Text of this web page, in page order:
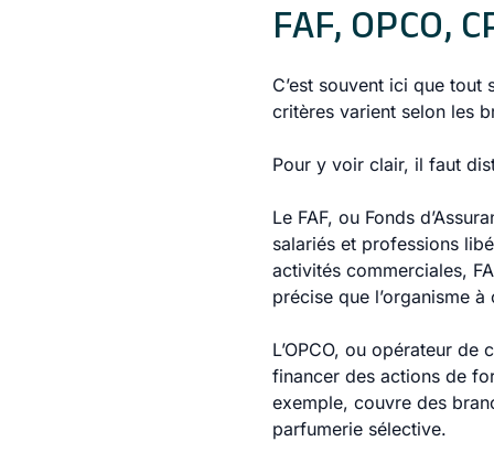
FAF,
C’est souvent ici que tout
critères varient selon les
Pour y voir clair, il faut
Le FAF, ou Fonds
salariés et professions
activités commerciales,
précise que l’organisme
L’OPCO, ou opérateur
financer des actions de
exemple, couvre des
parfumerie sélective.